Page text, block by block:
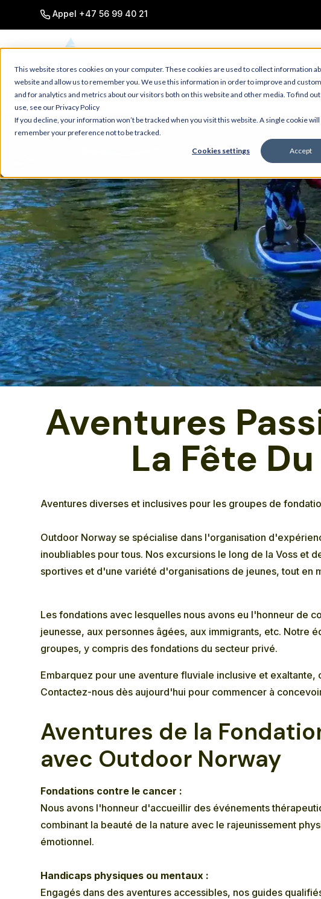
This website stores cookies on your computer. These cookies are used to collect information
website and allow us to remember you. We use this information in order to improve and
and for analytics and metrics about our visitors both on this website and other media. To find
use, see our Privacy Policy
If you decline, your information won’t be tracked when you visit this website. A single cookie
remember your preference not to be tracked.
Cookies settings Accept
Appel +47 56 99 40 21
Aventures
La Fête
Aventures diverses et inclusives pour les groupes de
Outdoor Norway se spécialise dans l'organisation
inoubliables pour tous. Nos excursions le long de la Voss et
sportives et d'une variété d'organisations de jeunes, tout en
Les fondations avec lesquelles nous avons eu l'honneur de
jeunesse, aux personnes âgées, aux immigrants, etc. Notre
groupes, y compris des fondations du secteur privé.
Embarquez pour une aventure fluviale inclusive et
Contactez-nous dès aujourd'hui pour commencer à
Aventures de la
avec Outdoor Norway
Fondations contre le cancer :
Nous avons l'honneur d'accueillir des événements
combinant la beauté de la nature avec le rajeunissement
émotionnel.
Handicaps physiques ou mentaux :
Engagés dans des aventures accessibles, nos guides